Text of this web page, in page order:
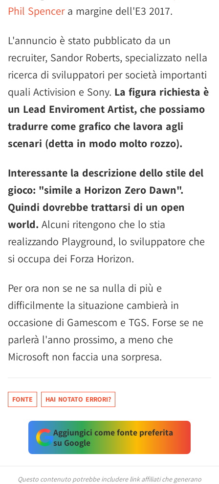
Phil Spencera margine dell'E3 2017.
L'annuncio è stato pubblicato da un
recruiter, Sandor Roberts, specializzato nella
ricerca di sviluppatori per società importanti
quali Activision e Sony. La figura richiesta è
un Lead Enviroment Artist, che possiamo
tradurre come grafico che lavora agli
scenari (detta in modo molto rozzo).
Interessante la descrizione dello stile del
gioco: "simile a Horizon Zero Dawn".
Quindi dovrebbe trattarsi di un open
world. Alcuni ritengono che lo stia
realizzando Playground, lo sviluppatore che
si occupa dei Forza Horizon.
Per ora non se ne sa nulla di più e
difficilmente la situazione cambierà in
occasione di Gamescom e TGS. Forse se ne
parlerà l'anno prossimo, a meno che
Microsoft non faccia una sorpresa.
FONTE HAI NOTATO ERRORI?
Aggiungici come fonte preferita
su Google
Questo contenuto potrebbe includere link affiliati che generano